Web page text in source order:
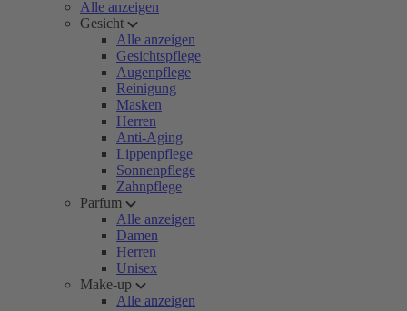
Alle anzeigen
Gesicht
Alle anzeigen
Gesichtspflege
Augenpflege
Reinigung
Masken
Herren
Anti-Aging
Lippenpflege
Sonnenpflege
Zahnpflege
Parfum
Alle anzeigen
Damen
Herren
Unisex
Make-up
Alle anzeigen